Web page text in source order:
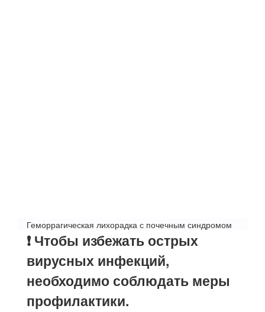
Геморрагическая лихорадка с почечным синдромом
❗️ Чтобы избежать острых
вирусных инфекций,
необходимо соблюдать меры
профилактики.